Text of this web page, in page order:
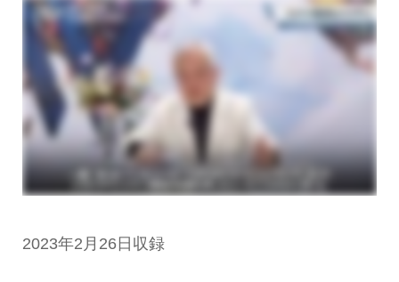
2023年2月26日収録